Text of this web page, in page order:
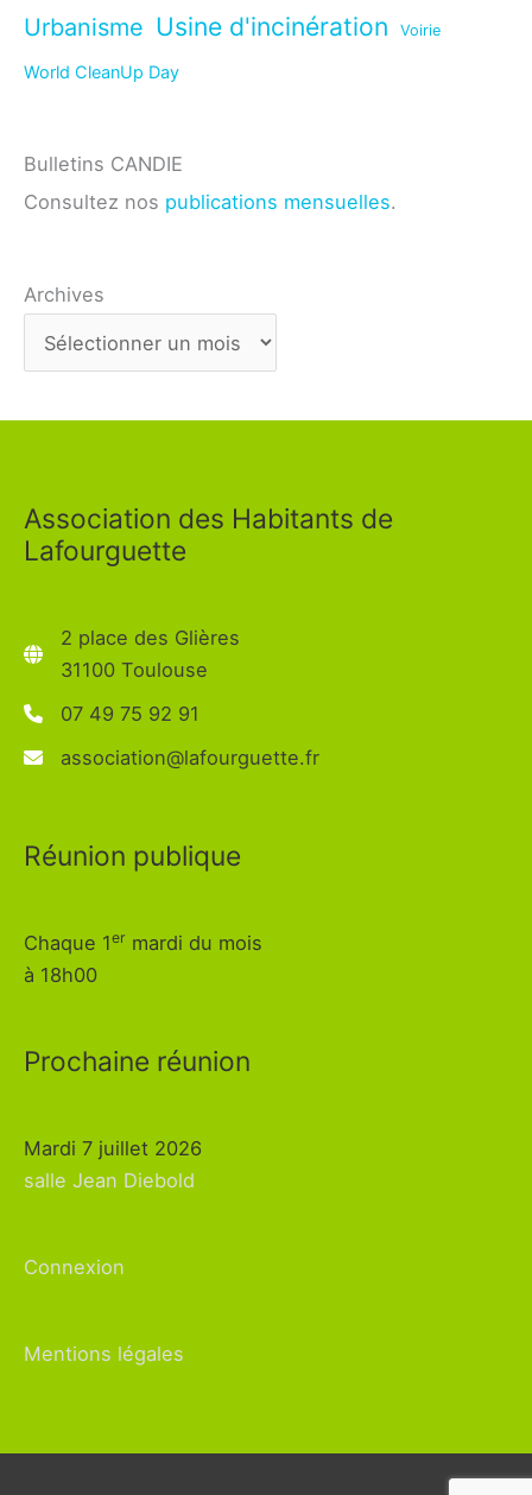
Urbanisme Usine d'incinération Voirie
World CleanUp Day
Bulletins CANDIE
Consultez nos publications mensuelles.
Archives
Association des Habitants de
Lafourguette
2 place des Glières
31100 Toulouse
07 49 75 92 91
association@lafourguette.fr
Réunion publique
Chaque 1er mardi du mois
à 18h00
Prochaine réunion
Mardi 7 juillet 2026
salle Jean Diebold
Connexion
Mentions légales